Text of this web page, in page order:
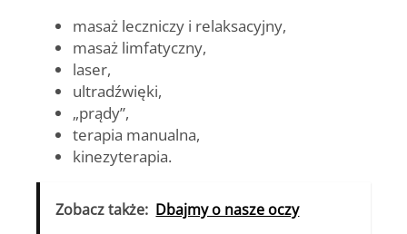
masaż leczniczy i relaksacyjny,
masaż limfatyczny,
laser,
ultradźwięki,
„prądy”,
terapia manualna,
kinezyterapia.
Zobacz także: Dbajmy o nasze oczy